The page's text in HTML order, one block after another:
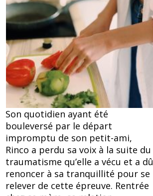
Son quotidien ayant été
bouleversé par le départ
impromptu de son petit-ami,
Rinco a perdu sa voix à la suite du
traumatisme qu’elle a vécu et a dû
renoncer à sa tranquillité pour se
relever de cette épreuve. Rentrée